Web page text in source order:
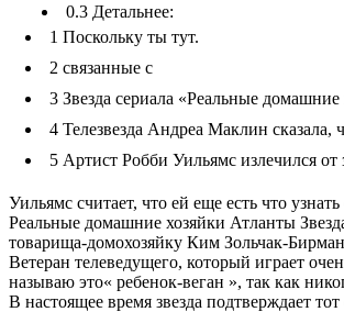
0.3 Детальнее:
1 Поскольку ты тут.
2 связанные с
3 Звезда сериала «Реальные
4 Телезвезда Андреа Маклин сказала,
5 Артист Робби Уильямс излечился
Уильямс считает, что ей еще есть что
Реальные домашние хозяйки Атланты
товарища-домохозяйку Ким Зольчак-
Ветеран телеведущего, который играет
называю это« ребенок-веган », так как
В настоящее время звезда подтверждает